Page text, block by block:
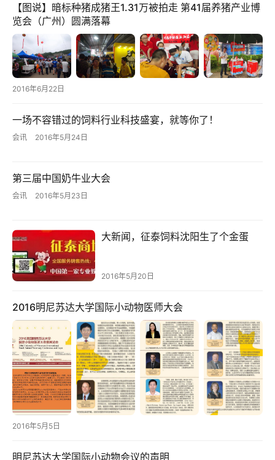
【图说】暗标种猪成猪王1.31万被拍走 第41届养猪产业博
览会（广州）圆满落幕
2016年6月22日
一场不容错过的饲料行业科技盛宴，就等你了！
会讯 2016年5月24日
第三届中国奶牛业大会
会讯 2016年5月23日
大新闻，征泰饲料沈阳生了个金蛋
2016年5月20日
2016明尼苏达大学国际小动物医师大会
2016年5月5日
明尼苏达大学国际小动物会议的声明